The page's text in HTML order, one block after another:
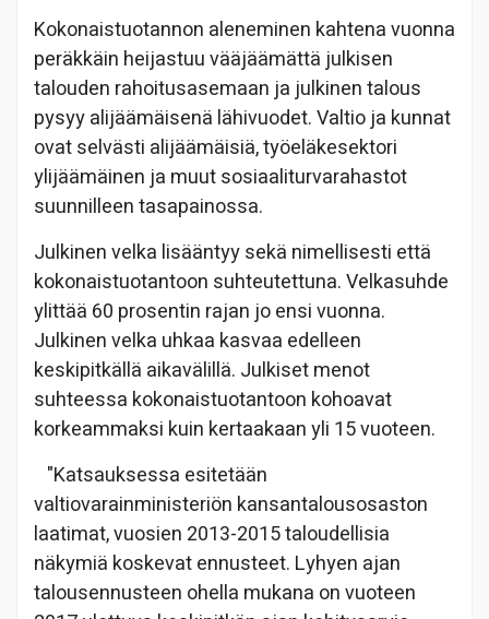
Kokonaistuotannon aleneminen kahtena vuonna
peräkkäin heijastuu vääjäämättä julkisen
talouden rahoitusasemaan ja julkinen talous
pysyy alijäämäisenä lähivuodet. Valtio ja kunnat
ovat selvästi alijäämäisiä, työeläkesektori
ylijäämäinen ja muut sosiaaliturvarahastot
suunnilleen tasapainossa.
Julkinen velka lisääntyy sekä nimellisesti että
kokonaistuotantoon suhteutettuna. Velkasuhde
ylittää 60 prosentin rajan jo ensi vuonna.
Julkinen velka uhkaa kasvaa edelleen
keskipitkällä aikavälillä. Julkiset menot
suhteessa kokonaistuotantoon kohoavat
korkeammaksi kuin kertaakaan yli 15 vuoteen.
"Katsauksessa esitetään
valtiovarainministeriön kansantalousosaston
laatimat, vuosien 2013-2015 taloudellisia
näkymiä koskevat ennusteet. Lyhyen ajan
talousennusteen ohella mukana on vuoteen